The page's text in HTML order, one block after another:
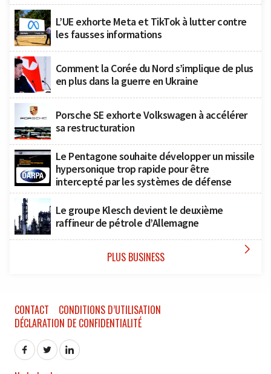
L’UE exhorte Meta et TikTok à lutter contre
les fausses informations
Comment la Corée du Nord s’implique de plus
en plus dans la guerre en Ukraine
Porsche SE exhorte Volkswagen à accélérer
sa restructuration
Le Pentagone souhaite développer un missile
hypersonique trop rapide pour être
intercepté par les systèmes de défense
Le groupe Klesch devient le deuxième
raffineur de pétrole d’Allemagne
PLUS BUSINESS 
CONTACT
CONDITIONS D’UTILISATION
DÉCLARATION DE CONFIDENTIALITÉ